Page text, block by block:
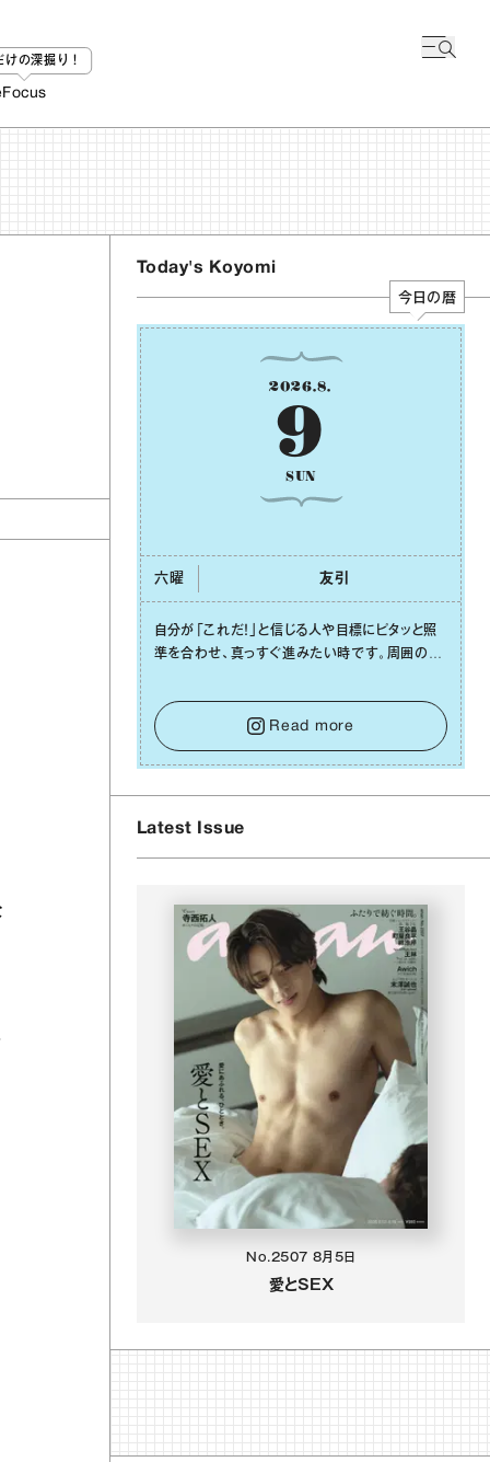
けの深掘り！
Focus
Today's Koyomi
今日の暦
2026.8.
9
SUN
六曜 友引
⾃分が「これだ！」と信じる⼈や⽬標にピタッと照
準を合わせ、真っすぐ進みたい時です。周囲の環
ても、あれこれ迷う必要はありません。余計なノイ
ズをそっと⼿放し、⽬の前のことに集中しましょ
う。そのブレない決意が、あなたにとって有意義
で安定した成果を引き寄せます。
Read more
Latest Issue
No.2507 8月5日
愛とSEX